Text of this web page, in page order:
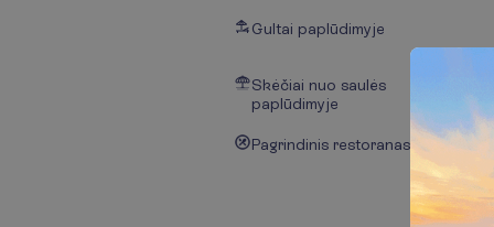
Gultai paplūdimyje
Skėčiai nuo saulės
paplūdimyje
Pagrindinis restoranas